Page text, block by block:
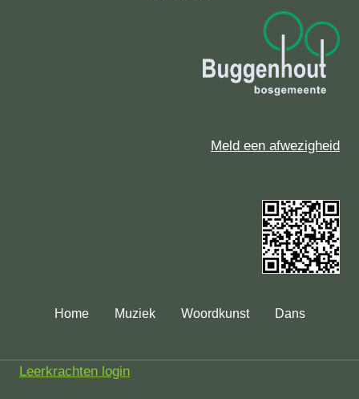
Meld een afwezigheid
Home Muziek Woordkunst Dans
Leerkrachten login